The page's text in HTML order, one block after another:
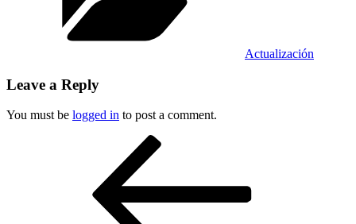
Actualización
Leave a Reply
You must be logged in to post a comment.